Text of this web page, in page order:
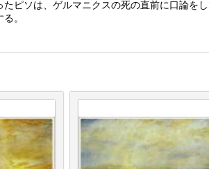
ピソは、ゲルマニクスの死の直前に口論を
。